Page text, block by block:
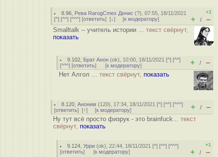
8.96 Рева RarogCmex Денис (?), 07:55, 18/11/2021
[^] [^^] [^^^] [ответить] [↓] [к модератору]
+1
+ / –
Smalltalk -- учитель истории ... текст свёрнут,
показать
9.102 Брат Анон (ok), 10:00, 18/11/2021 [^] [^^]
[^^^] [ответить] [к модератору] + / –
Нет Алгол ... текст свёрнут, показать
8.120 ,Аноним (120), 17:34, 18/11/2021 [^] [^^] [^^^]
[ответить] [↑] [к модератору] + / –
Ну тут всё просто физрук - это brainfuck... текст
свёрнут, показать
9.124 ,Урри (ok), 22:44, 18/11/2021 [^] [^^] [^^^]
[ответить] [к модератору]
+1
+ / –